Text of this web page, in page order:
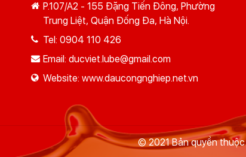
P.107/A2 - 155 Đặng Tiến Đông, Phường
Trung Liệt, Quận Đống Đa, Hà Nội.
Tel: 0904 110 426
Email: ducviet.lube@gmail.com
Website: www.daucongnghiep.net.vn
© 2021 Bản quyền